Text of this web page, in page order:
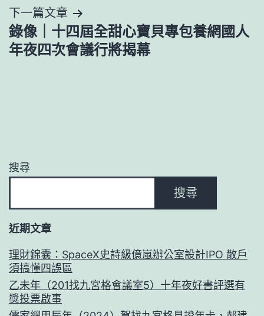
覽
下一篇文章
錄像｜十四屆全甜心寶貝專包養網國人
年夜四次會議行將揭幕
搜尋
搜尋
近期文章
理財錦囊：SpaceX史詩級億嵐辦公室設計IPO 散戶
須搞懂四誤區
乙未年（201找九宮格會議室5）十年夜好書評選有
獎投票啟事